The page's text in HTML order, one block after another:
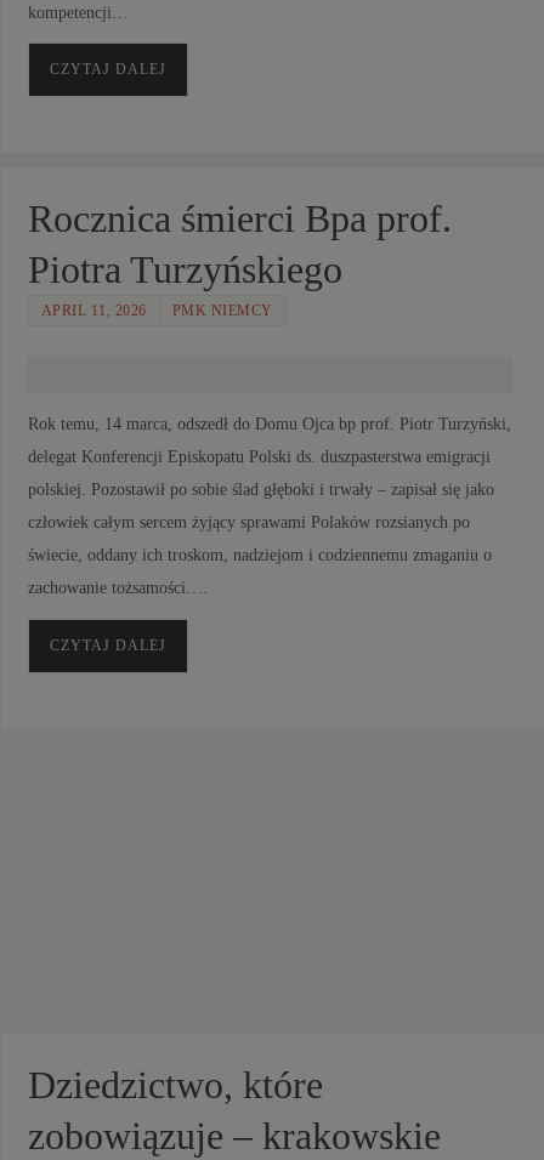
kompetencji…
CZYTAJ DALEJ
Rocznica śmierci Bpa prof.
Piotra Turzyńskiego
APRIL 11, 2026 PMK NIEMCY
Rok temu, 14 marca, odszedł do Domu Ojca bp prof. Piotr Turzyński,
delegat Konferencji Episkopatu Polski ds. duszpasterstwa emigracji
polskiej. Pozostawił po sobie ślad głęboki i trwały – zapisał się jako
człowiek całym sercem żyjący sprawami Polaków rozsianych po
świecie, oddany ich troskom, nadziejom i codziennemu zmaganiu o
zachowanie tożsamości….
CZYTAJ DALEJ
Dziedzictwo, które
zobowiązuje – krakowskie